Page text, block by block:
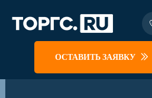
ОСТАВИТЬ ЗАЯВКУ